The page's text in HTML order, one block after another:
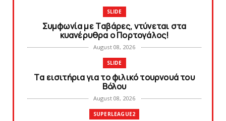
SLIDE
Συμφωνία με Tαβάρες, ντύνεται στα
κυανέρυθρα ο Πορτογάλος!
August 08, 2026
SLIDE
Tα εισιτήρια για το φιλικό τουρνουά του
Bόλου
August 08, 2026
SUPERLEAGUE2